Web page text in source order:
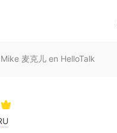
麦克儿 en HelloTalk